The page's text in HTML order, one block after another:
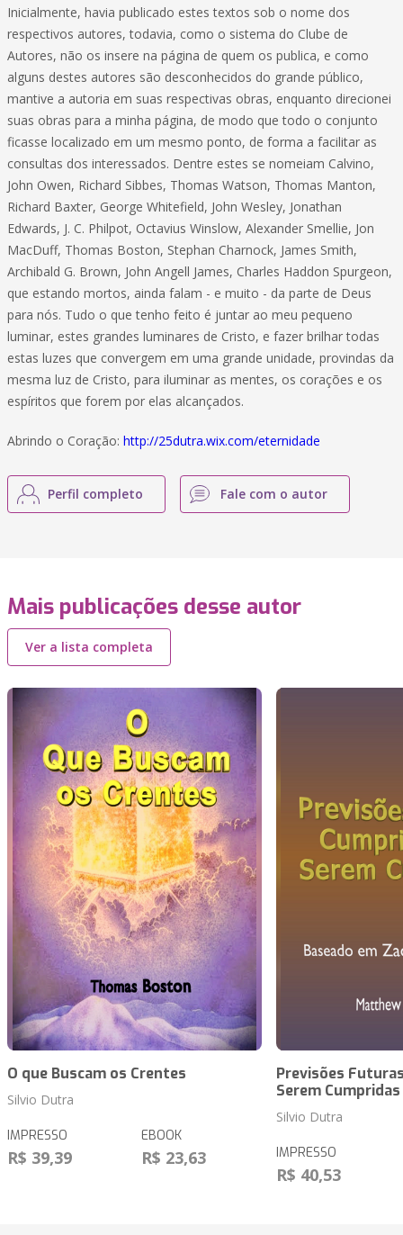
Inicialmente, havia publicado estes textos sob o nome dos
respectivos autores, todavia, como o sistema do Clube de
Autores, não os insere na página de quem os publica, e como
alguns destes autores são desconhecidos do grande público,
mantive a autoria em suas respectivas obras, enquanto direcionei
suas obras para a minha página, de modo que todo o conjunto
ficasse localizado em um mesmo ponto, de forma a facilitar as
consultas dos interessados. Dentre estes se nomeiam Calvino,
John Owen, Richard Sibbes, Thomas Watson, Thomas Manton,
Richard Baxter, George Whitefield, John Wesley, Jonathan
Edwards, J. C. Philpot, Octavius Winslow, Alexander Smellie, Jon
MacDuff, Thomas Boston, Stephan Charnock, James Smith,
Archibald G. Brown, John Angell James, Charles Haddon Spurgeon,
que estando mortos, ainda falam - e muito - da parte de Deus
para nós. Tudo o que tenho feito é juntar ao meu pequeno
luminar, estes grandes luminares de Cristo, e fazer brilhar todas
estas luzes que convergem em uma grande unidade, provindas da
mesma luz de Cristo, para iluminar as mentes, os corações e os
espíritos que forem por elas alcançados.
Abrindo o Coração: http://25dutra.wix.com/eternidade
Perfil completo Fale com o autor
Mais publicações desse autor
Ver a lista completa
O que Buscam os Crentes
Silvio Dutra
IMPRESSO
R$ 39,39
EBOOK
R$ 23,63
Previsões
Serem Cumpridas
Silvio Dutra
IMPRESSO
R$ 40,53